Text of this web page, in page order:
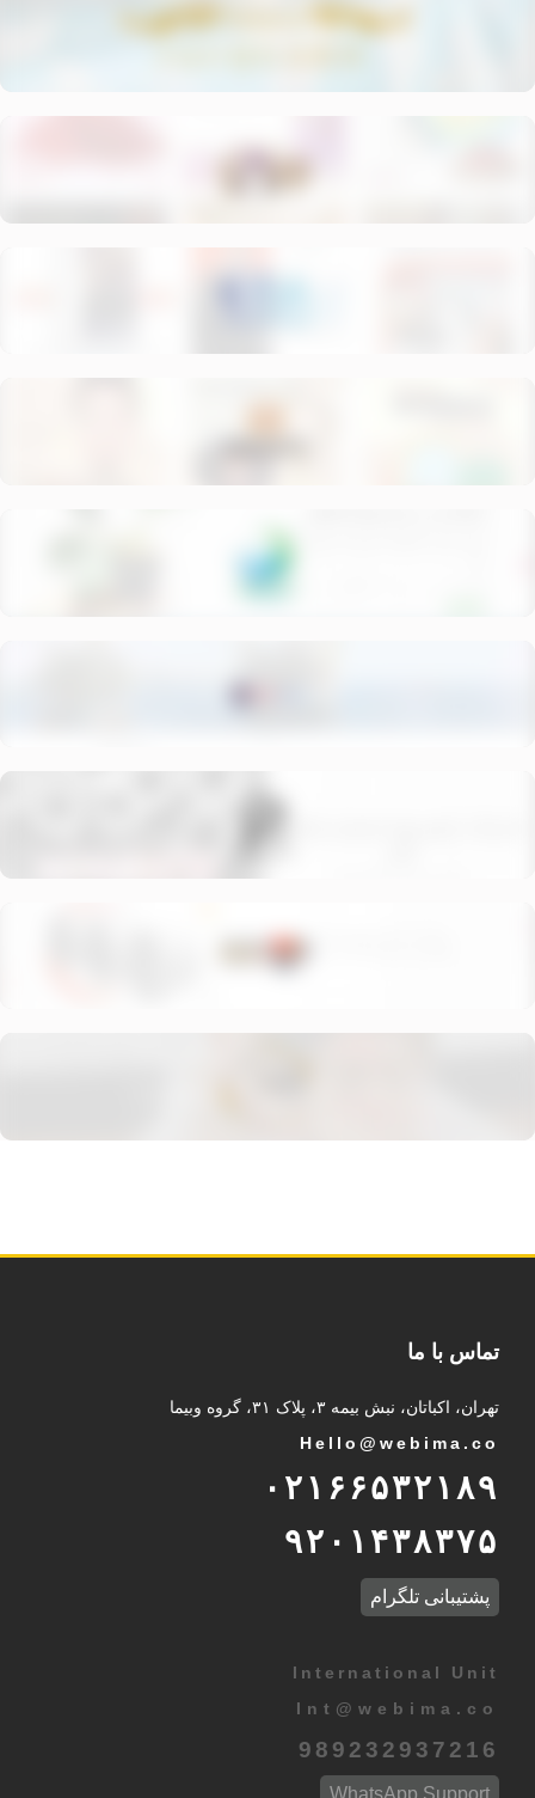
تماس با ما
تهران، اکباتان، نبش بیمه ۳، پلاک ۳۱، گروه وبیما
Hello@webima.co
۰۲۱۶۶۵۳۲۱۸۹
۹۲۰۱۴۳۸۳۷۵
پشتیبانی تلگرام
International Unit
Int @ webima.co
989232937216
WhatsApp Support